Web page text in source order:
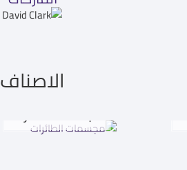
الاصناف
مجسمات الطائرات